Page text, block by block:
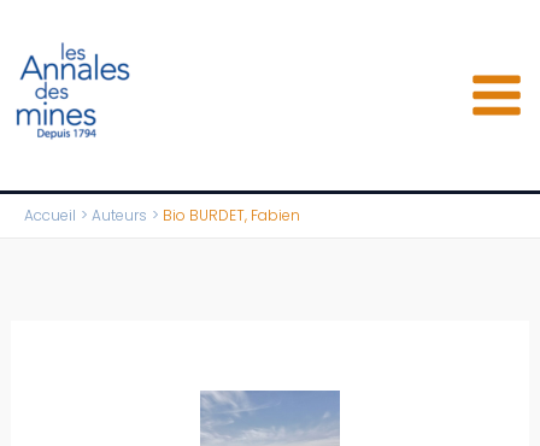
contenu
Accueil Auteurs Bio BURDET, Fabien